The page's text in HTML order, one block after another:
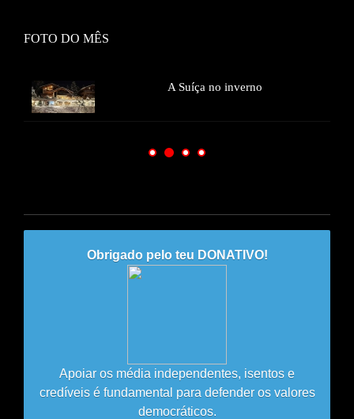
FOTO DO MÊS
ASuíça no inverno
Obrigado pelo teu DONATIVO!
Apoiar os média independentes, isentos e
credíveis é fundamental para defender os valores
democráticos.